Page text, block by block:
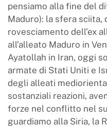
pensiamo alla fine del
Maduro): la sfera sciita,
rovesciamento dell’ex
all’alleato Maduro in
Ayatollah in Iran, oggi
armate di Stati Uniti e
degli alleati
sostanziali reazioni,
forze nel conflitto nel
guardiamo alla Siria, la